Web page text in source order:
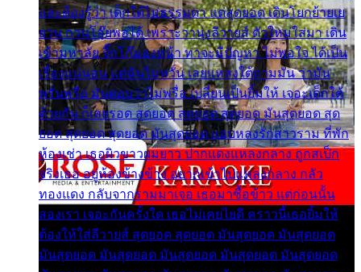
และต้องรู้ว่า เด็กใต้ไม่ธรรมดา แต่สุดยอด เดินโยกย้ายเย
ยวน กวนโอ๊ยพอได้ เพราะว่านุ่งลีวายส์ ตัวใหม่ใส่มา เดิน
เข้ามหาลัย จิ๊กโก๊มองหน้า ท่าจะมีปัญหา ไม่พอใจ ได้เป็น
เรื่องแน่นอน แต่ฉันไม่หวั่น เลยแหลงใต้ถามมัน ว่ามัน
พรั่นพรือ มันตอบว่าไม่พรื่อ เปลี่ยนเป็นยิ้มให้ เจอะเด็กใต้
ด้วยกัน ก็เลยรอด สุดยอด สุดยอด สุดยอด มันสุดยอด สุด
ยอด สุดยอด สุดยอด มันสุดยอด แอบหลงรักสาวราม ที่พัก
ห้องเช่า เธอผิวขาวผมยาว ปากแดงแหลงกลาง ถูกสเป็ก
จริงเธอ อยู่ห้องข้างข้าง อยากเข้าไปแหลงกลาง กลัว
ทองแดง กลับจากรามมาเจอ เธอมาซื้อข้าว แต่ก่อนนั้น
สองเรา เจอะกันครั้งใด เธอไม่เคยไยดี คราวนี้เธอยิ้มให้
ต้องให้ใส่ลีวายส์ สุดยอด สุดยอด มันสุดยอด มันสุดยอด
มันสุดยอด มันสุดยอด มันสุดยอด มันสุดยอด มันสุดยอด